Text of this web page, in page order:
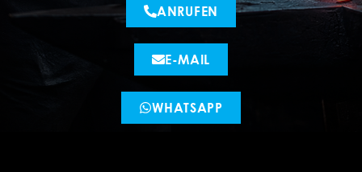
ANRUFEN
E-MAIL
WHATSAPP